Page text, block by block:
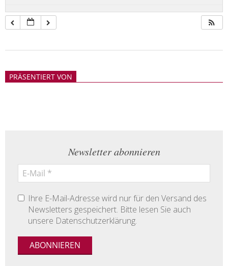
21PRÄSENTIERT VON
Newsletter abonnieren
Ihre E-Mail-Adresse wird nur für den Versand des
Newsletters gespeichert. Bitte lesen Sie auch
unsere Datenschutzerklärung.